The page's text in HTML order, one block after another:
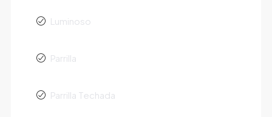
Luminoso
Parrilla
Parrilla Techada